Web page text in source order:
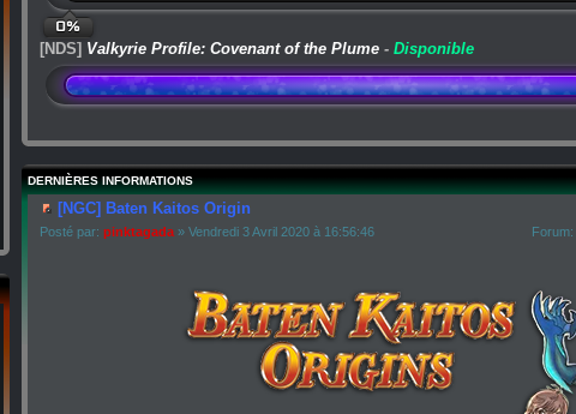
0%
[NDS] Valkyrie Profile: Covenant of the Plume- Disponible
DERNIÈRES INFORMATIONS
[NGC] Baten Kaitos Origin
Posté par: pinktagada» Vendredi 3 Avril 2020 à 16:56:46 Forum: